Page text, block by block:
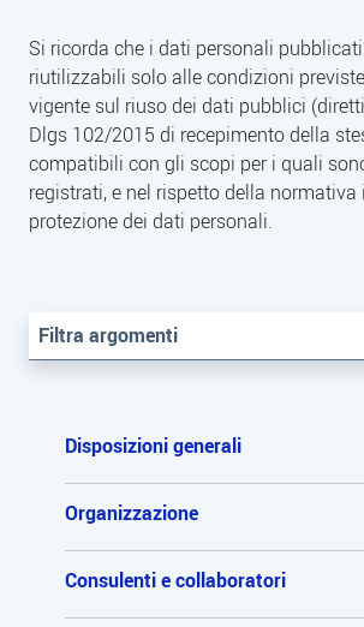
Descrizione
Si ricorda che i dati personali
riutilizzabili solo alle condizioni
vigente sul riuso dei dati pubblici
Dlgs 102/2015 di recepimento della
compatibili con gli scopi per i quali
registrati, e nel rispetto della normativa
protezione dei dati personali.
Filtra argomenti
Disposizioni generali
Organizzazione
Consulenti e collaboratori